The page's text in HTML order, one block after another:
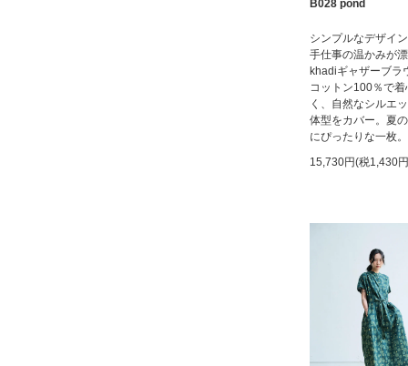
B028 pond
シンプルなデザイ
手仕事の温かみが
khadiギャザーブラ
コットン100％で着
く、自然なシルエ
体型をカバー。夏
にぴったりな一枚。
15,730円(税1,430